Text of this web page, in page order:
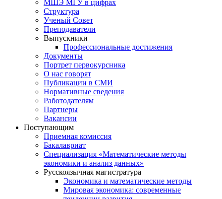
МШЭ МГУ в цифрах
Структура
Ученый Совет
Преподаватели
Выпускники
Профессиональные достижения
Документы
Портрет первокурсника
О нас говорят
Публикации в СМИ
Нормативные сведения
Работодателям
Партнеры
Вакансии
Поступающим
Приемная комиссия
Бакалавриат
Специализация «Математические методы
экономики и анализ данных»
Русскоязычная магистратура
Экономика и математические методы
Мировая экономика: современные